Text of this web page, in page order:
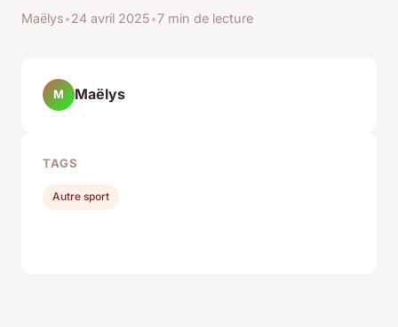
Maëlys•24 avril 2025•7 min de lecture
M Maëlys
TAGS
Autre sport